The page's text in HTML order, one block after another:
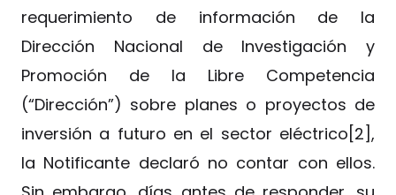
requerimiento de información de la
Dirección Nacional de Investigación y
Promoción de la Libre Competencia
(“Dirección”) sobre planes o proyectos de
inversión a futuro en el sector eléctrico[2],
la Notificante declaró no contar con ellos.